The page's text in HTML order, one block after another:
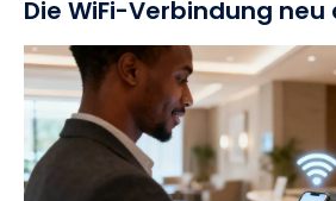
Die WiFi-Verbindung neu